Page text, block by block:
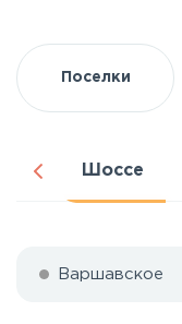
Поселки
Шоссе
Варшавское